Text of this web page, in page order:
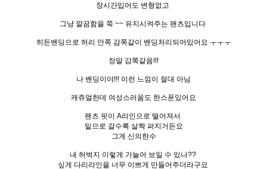
장시간입어도 변형없고
그냥 깔끔함을 쭉 ~~ 유지시켜주는 팬츠입니다
히든밴딩으로 허리 안쪽 감쪽같이 밴딩처리되어있어요 ㅜㅜㅜ
정말 감쪽같음!!!
나 밴딩이야!!! 이런 느낌이 절대 아님
캐쥬얼한데 여성스러움도 한스푼있어요
팬츠 핏이 A라인으로 떨어져서
밑으로 갈수록 살짝 퍼지거든요
그게 신의한수
내 허벅지 이렇게 가늘어 보일 수 있나??
싶게 다리라인을 너무 이쁘게 만들어주더라구요